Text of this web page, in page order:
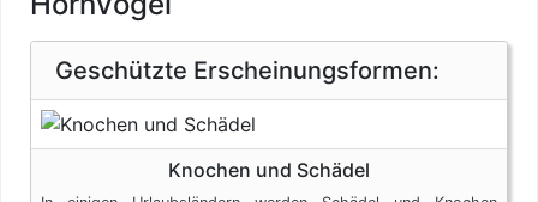
Geschützte Erscheinungsformen:
Knochen und Schädel